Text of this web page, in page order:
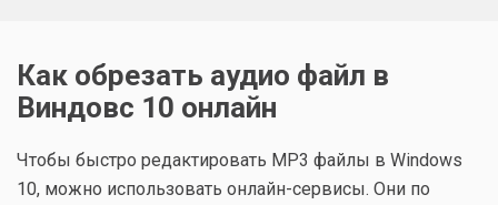
Как обрезать аудио файл в
Виндовс 10 онлайн
Чтобы быстро редактировать MP3 файлы в Windows
10, можно использовать онлайн-сервисы. Они по